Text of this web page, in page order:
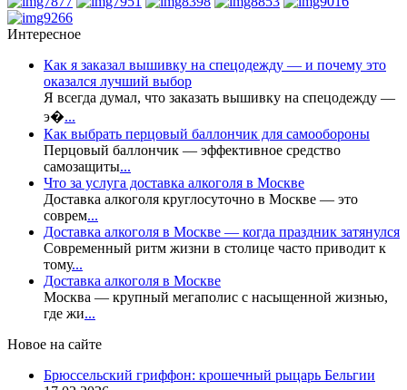
Интересное
Как я заказал вышивку на спецодежду — и почему это
оказался лучший выбор
Я всегда думал, что заказать вышивку на спецодежду —
э�...
Как выбрать перцовый баллончик для самообороны
Перцовый баллончик — эффективное средство
самозащиты...
Что за услуга доставка алкоголя в Москве
Доставка алкоголя круглосуточно в Москве — это
соврем...
Доставка алкоголя в Москве — когда праздник затянулся
Современный ритм жизни в столице часто приводит к
тому...
Доставка алкоголя в Москве
Москва — крупный мегаполис с насыщенной жизнью,
где жи...
Новое на сайте
Брюссельский гриффон: крошечный рыцарь Бельгии